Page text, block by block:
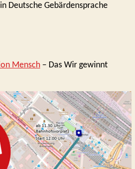
Deutsche Gebärdensprache
Mensch – Das Wir gewinnt